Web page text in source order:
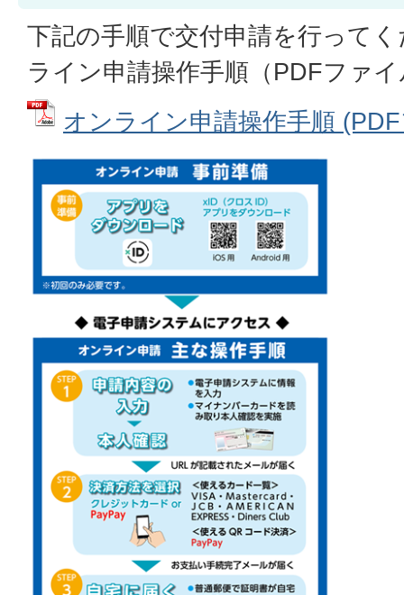
下記の手順で交付申請を行って
ライン申請操作手順（PDFファ
オンライン申請操作手順